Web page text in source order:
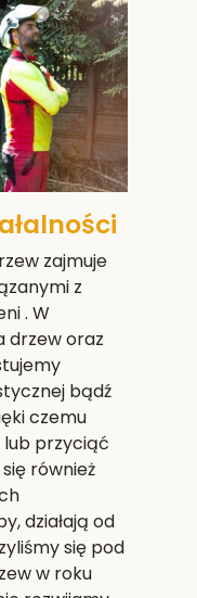
zajmuje
z
. W
drzew oraz
bądź
czemu
lub przyciąć
również
działają od
się pod
w roku